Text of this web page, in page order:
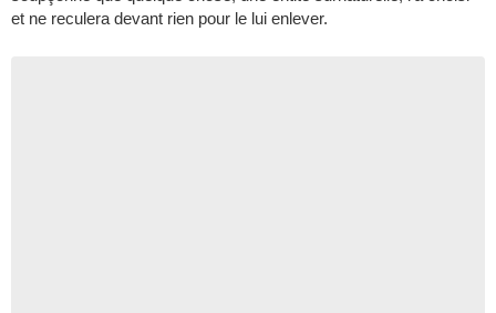
et ne reculera devant rien pour le lui enlever.